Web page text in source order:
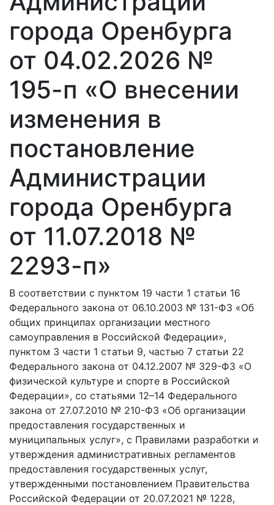
города Оренбурга
от 04.02.2026 №
195-п «О внесении
изменения в
постановление
Администрации
города Оренбурга
от 11.07.2018 №
2293-п»
В соответствии с пунктом 19 части 1 статьи 16
Федерального закона от 06.10.2003 № 131-ФЗ «Об
общих принципах организации местного
самоуправления в Российской Федерации»,
пунктом 3 части 1 статьи 9, частью 7 статьи 22
Федерального закона от 04.12.2007 № 329-ФЗ «О
физической культуре и спорте в Российской
Федерации», со статьями 12–14 Федерального
закона от 27.07.2010 № 210-ФЗ «Об организации
предоставления государственных и
муниципальных услуг», с Правилами разработки и
утверждения административных регламентов
предоставления государственных услуг,
утвержденными постановлением Правительства
Российской Федерации от 20.07.2021 № 1228,